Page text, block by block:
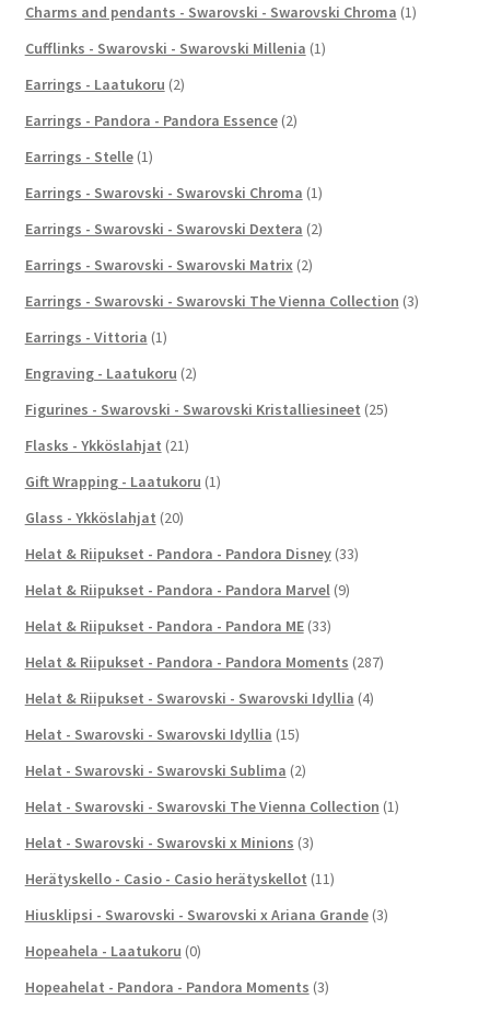
Charms and pendants - Swarovski - Swarovski Chroma (1)
Cufflinks - Swarovski - Swarovski Millenia (1)
Earrings - Laatukoru (2)
Earrings - Pandora - Pandora Essence (2)
Earrings - Stelle (1)
Earrings - Swarovski - Swarovski Chroma (1)
Earrings - Swarovski - Swarovski Dextera (2)
Earrings - Swarovski - Swarovski Matrix (2)
Earrings - Swarovski - Swarovski The Vienna Collection (3)
Earrings - Vittoria (1)
Engraving - Laatukoru (2)
Figurines - Swarovski - Swarovski Kristalliesineet (25)
Flasks - Ykköslahjat (21)
Gift Wrapping - Laatukoru (1)
Glass - Ykköslahjat (20)
Helat & Riipukset - Pandora - Pandora Disney (33)
Helat & Riipukset - Pandora - Pandora Marvel (9)
Helat & Riipukset - Pandora - Pandora ME (33)
Helat & Riipukset - Pandora - Pandora Moments (287)
Helat & Riipukset - Swarovski - Swarovski Idyllia (4)
Helat - Swarovski - Swarovski Idyllia (15)
Helat - Swarovski - Swarovski Sublima (2)
Helat - Swarovski - Swarovski The Vienna Collection (1)
Helat - Swarovski - Swarovski x Minions (3)
Herätyskello - Casio - Casio herätyskellot (11)
Hiusklipsi - Swarovski - Swarovski x Ariana Grande (3)
Hopeahela - Laatukoru (0)
Hopeahelat - Pandora - Pandora Moments (3)